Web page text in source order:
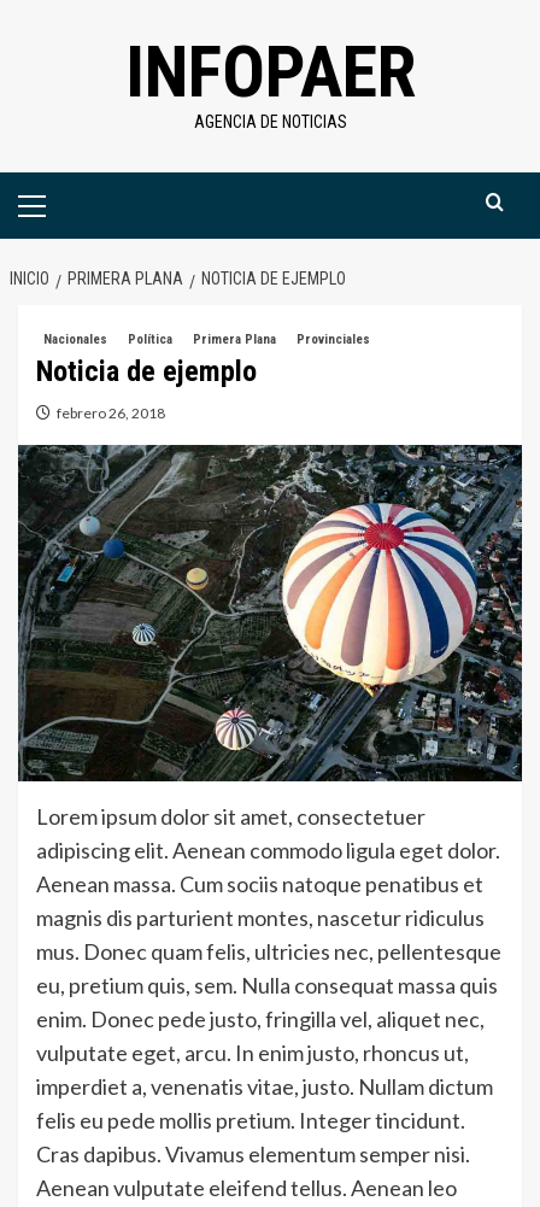
INFOPAER
AGENCIA DE NOTICIAS
Menú
INICIO PRIMERA PLANA NOTICIA DE EJEMPLO
Nacionales Política Primera Plana Provinciales
Noticia de ejemplo
febrero 26, 2018
Lorem ipsum dolor sit amet, consectetuer
adipiscing elit. Aenean commodo ligula eget dolor.
Aenean massa. Cum sociis natoque penatibus et
magnis dis parturient montes, nascetur ridiculus
mus. Donec quam felis, ultricies nec, pellentesque
eu, pretium quis, sem. Nulla consequat massa quis
enim. Donec pede justo, fringilla vel, aliquet nec,
vulputate eget, arcu. In enim justo, rhoncus ut,
imperdiet a, venenatis vitae, justo. Nullam dictum
felis eu pede mollis pretium. Integer tincidunt.
Cras dapibus. Vivamus elementum semper nisi.
Aenean vulputate eleifend tellus. Aenean leo